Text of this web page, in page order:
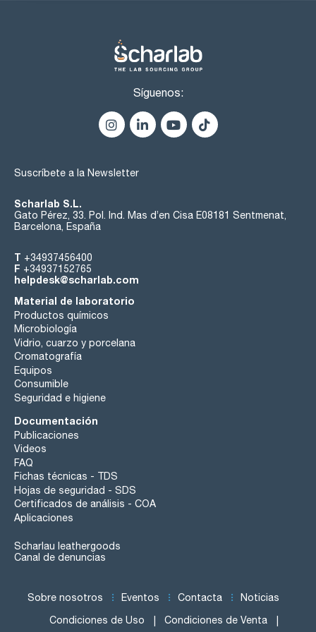
Síguenos:
Suscríbete a la Newsletter
Scharlab S.L.
Gato Pérez, 33. Pol. Ind. Mas d’en Cisa E08181 Sentmenat,
Barcelona, España
T +34937456400
F +34937152765
helpdesk@scharlab.com
Material de laboratorio
Productos químicos
Microbiología
Vidrio, cuarzo y porcelana
Cromatografía
Equipos
Consumible
Seguridad e higiene
Documentación
Publicaciones
Videos
FAQ
Fichas técnicas - TDS
Hojas de seguridad - SDS
Certificados de análisis - COA
Aplicaciones
Scharlau leathergoods
Canal de denuncias
Sobre nosotros Eventos Contacta Noticias
Condiciones de Uso Condiciones de Venta